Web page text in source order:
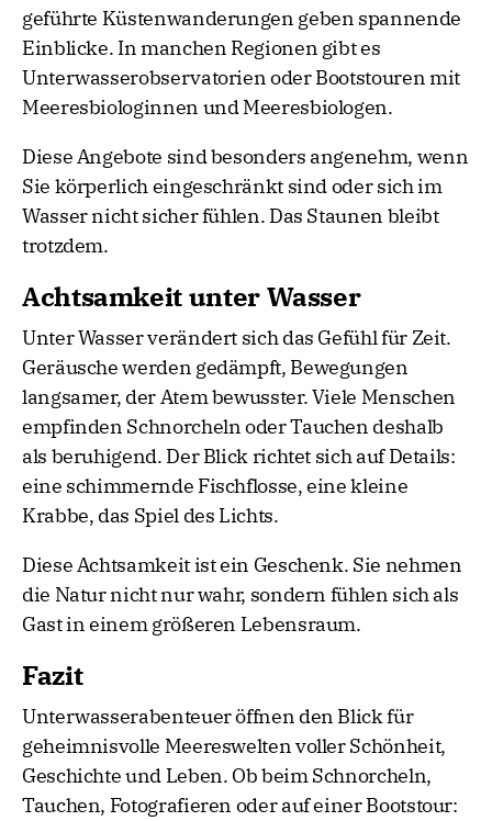
geführte Küstenwanderungen geben spannende
Einblicke. In manchen Regionen gibt es
Unterwasserobservatorien oder Bootstouren mit
Meeresbiologinnen und Meeresbiologen.
Diese Angebote sind besonders angenehm, wenn
Sie körperlich eingeschränkt sind oder sich im
Wasser nicht sicher fühlen. Das Staunen bleibt
trotzdem.
Achtsamkeit unter Wasser
Unter Wasser verändert sich das Gefühl für Zeit.
Geräusche werden gedämpft, Bewegungen
langsamer, der Atem bewusster. Viele Menschen
empfinden Schnorcheln oder Tauchen deshalb
als beruhigend. Der Blick richtet sich auf Details:
eine schimmernde Fischflosse, eine kleine
Krabbe, das Spiel des Lichts.
Diese Achtsamkeit ist ein Geschenk. Sie nehmen
die Natur nicht nur wahr, sondern fühlen sich als
Gast in einem größeren Lebensraum.
Fazit
Unterwasserabenteuer öffnen den Blick für
geheimnisvolle Meereswelten voller Schönheit,
Geschichte und Leben. Ob beim Schnorcheln,
Tauchen, Fotografieren oder auf einer Bootstour: